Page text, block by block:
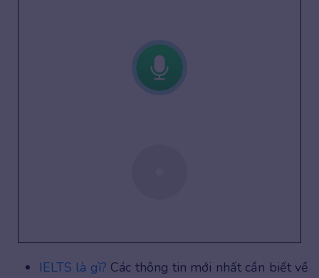
IELTS là gì? Các thông tin mới nhất cần biết về